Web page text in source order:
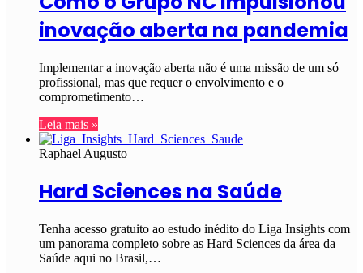
inovação aberta na pandemia
Implementar a inovação aberta não é uma missão de um só
profissional, mas que requer o envolvimento e o
comprometimento…
Leia mais »
Raphael Augusto
Hard Sciences na Saúde
Tenha acesso gratuito ao estudo inédito do Liga Insights com
um panorama completo sobre as Hard Sciences da área da
Saúde aqui no Brasil,…